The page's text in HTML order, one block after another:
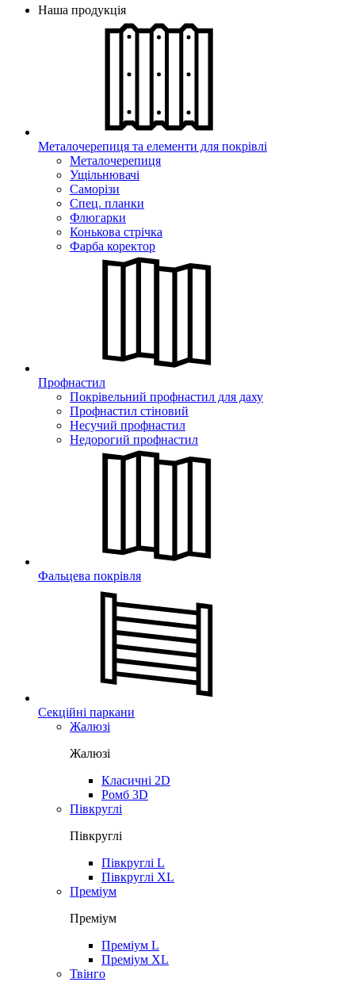
Наша продукція
Металочерепиця та елементи для покрівлі
Металочерепиця
Ущільнювачі
Саморізи
Спец. планки
Флюгарки
Конькова стрічка
Фарба коректор
Профнастил
Покрівельний профнастил для даху
Профнастил стіновий
Несучий профнастил
Недорогий профнастил
Фальцева покрівля
Секційні паркани
Жалюзі
Жалюзі
Класичні 2D
Ромб 3D
Півкруглі
Півкруглі
Півкруглі L
Півкруглі XL
Преміум
Преміум
Преміум L
Преміум XL
Твінго